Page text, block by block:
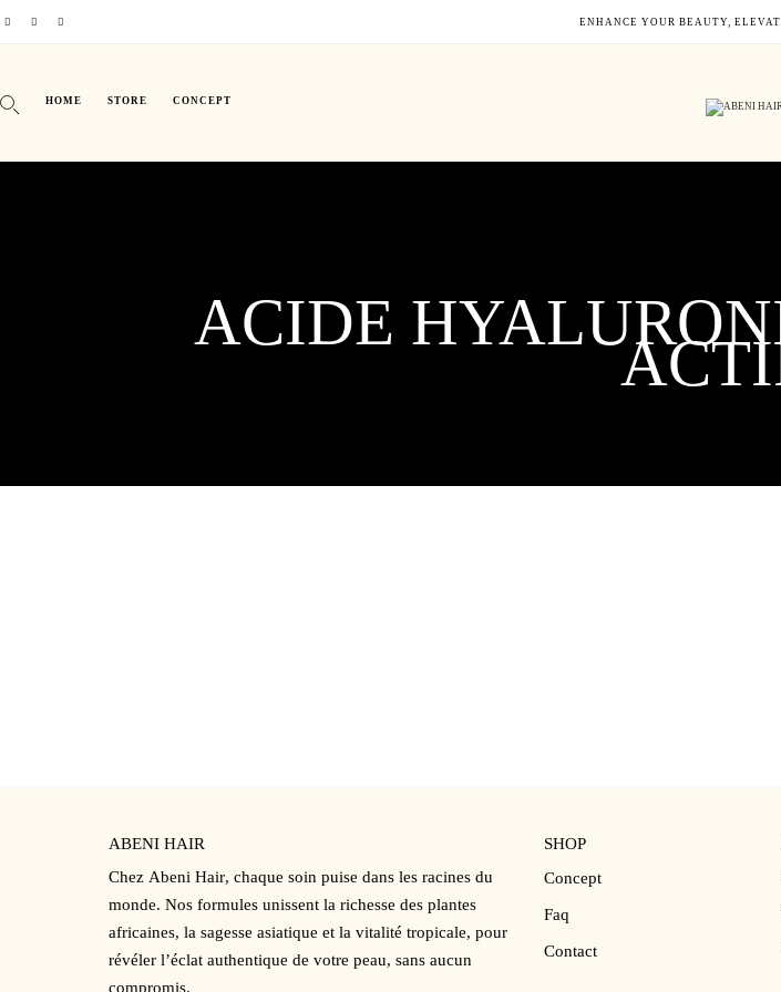
ENHANCE YOUR BEAUTY,
HOME STORE CONCEPT
ACIDE
ABENI HAIR
Chez Abeni Hair, chaque soin puise dans les racines du
monde. Nos formules unissent la richesse des plantes
africaines, la sagesse asiatique et la vitalité tropicale, pour
révéler l’éclat authentique de votre peau, sans aucun
compromis.
SHOP
Concept
Faq
Contact